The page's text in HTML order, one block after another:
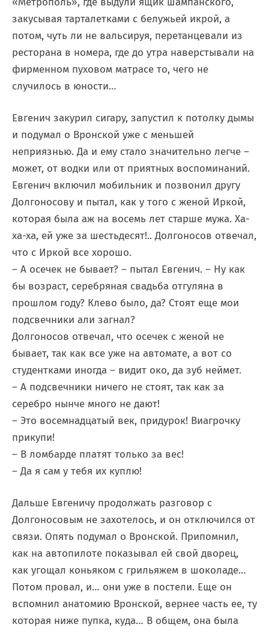
закусывая тарталетками с белужьей икрой, а
потом, чуть ли не вальсируя, перетанцевали из
ресторана в номера, где до утра наверстывали на
фирменном пуховом матрасе то, чего не
случилось в юности…
Евгенич закурил сигару, запустил к потолку дымы
и подумал о Вронской уже с меньшей
неприязнью. Да и ему стало значительно легче –
может, от водки или от приятных воспоминаний.
Евгенич включил мобильник и позвонил другу
Долгоносову и пытал, как у того с женой Иркой,
которая была аж на восемь лет старше мужа. Ха-
ха-ха, ей уже за шестьдесят!.. Долгоносов отвечал,
что с Иркой все хорошо.
– А осечек не бывает? – пытал Евгенич. – Ну как
бы возраст, серебряная свадьба отгуляна в
прошлом году? Клево было, да? Стоят еще мои
подсвечники али загнал?
Долгоносов отвечал, что осечек с женой не
бывает, так как все уже на автомате, а вот со
студентками иногда – видит око, да зуб неймет.
– А подсвечники ничего не стоят, так как за
серебро нынче много не дают!
– Это восемнадцатый век, придурок! Виагрочку
прикупи!
– В ломбарде платят только за вес!
– Да я сам у тебя их куплю!
Дальше Евгеничу продолжать разговор с
Долгоносовым не захотелось, и он отключился от
связи. Опять подумал о Вронской. Припомнил,
как на автопилоте показывал ей свой дворец,
как угощал коньяком с грильяжем в шоколаде…
Потом провал, и… они уже в постели. Еще он
вспомнил анатомию Вронской, вернее часть ее, ту
которая ниже пупка, куда… В общем, она была